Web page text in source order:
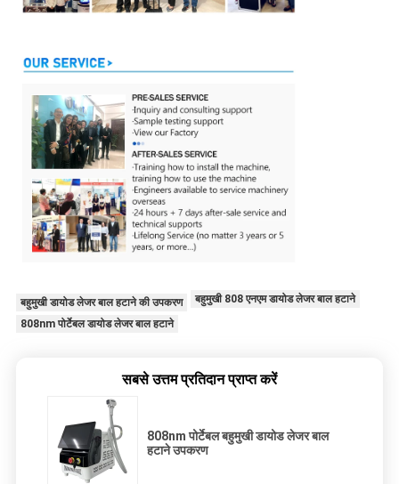
बहुमुखी डायोड लेजर बाल हटाने की उपकरण
बहुमुखी 808 एनएम डायोड लेजर बाल हटाने
808nm पोर्टेबल डायोड लेजर बाल हटाने
सबसे उत्तम प्रतिदान प्राप्त करें
808nm पोर्टेबल बहुमुखी डायोड लेजर बाल
हटाने उपकरण